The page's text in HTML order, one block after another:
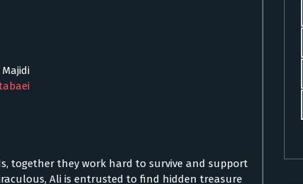
together they work hard to survive and support
Ali is entrusted to find hidden treasure